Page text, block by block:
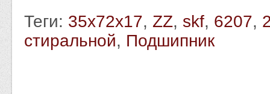
Теги: 35x72x17, ZZ, skf, 6207,
стиральной, Подшипник